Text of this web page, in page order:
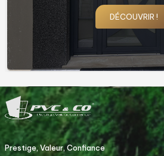
Prestige, Valeur, Confiance